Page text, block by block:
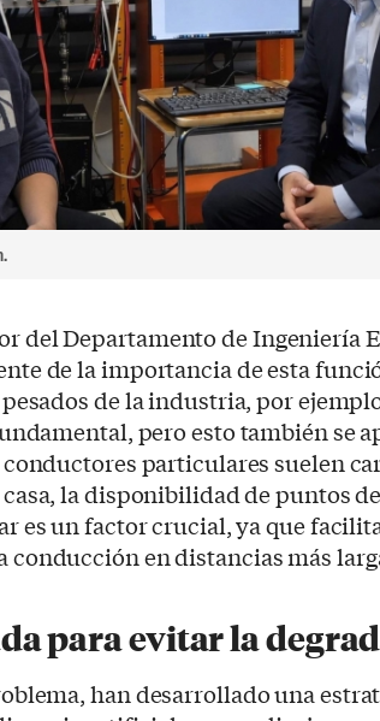
del Departamento de Ingeniería
de la importancia de esta
​​de la industria, por
pero esto también se
particulares suelen
la disponibilidad de puntos
es un factor crucial, ya que
conducción en distancias más
para evitar la
han desarrollado una